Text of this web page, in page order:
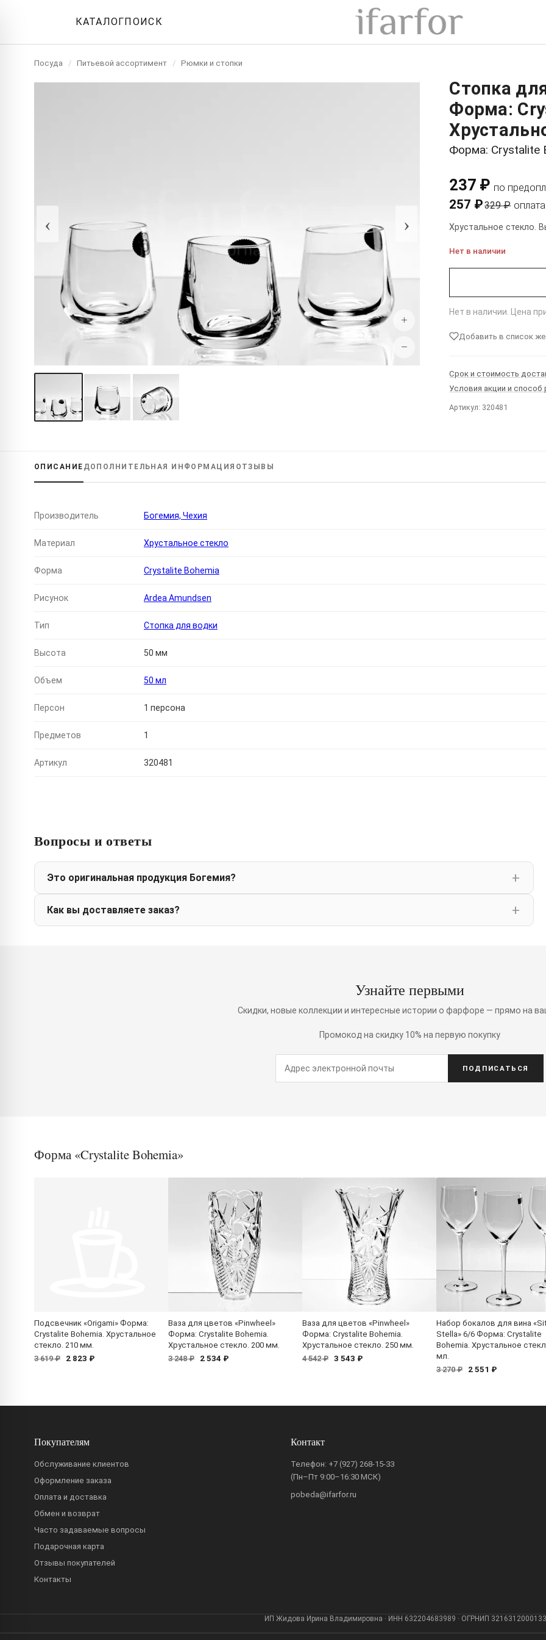
КАТАЛОГПОИСК
Посуда / Питьевой ассортимент / Рюмки и стопки
‹ ›
+
−
Стопка
Форма:
Форма: Crystalite
237 ₽ по
257 ₽329 ₽
Хрустальное стекло.
Нет в наличии
Нет в наличии. Цена
Добавить в список
Срок и стоимость
Условия акции и способ
Артикул: 320481
ОПИСАНИЕ ДОПОЛНИТЕЛЬНАЯ ИНФОРМАЦИЯ ОТЗЫВЫ
Производитель Богемия, Чехия
Материал Хрустальное стекло
Форма Crystalite Bohemia
Рисунок Ardea Amundsen
Тип Стопка для водки
Высота 50 мм
Объем 50 мл
Персон 1 персона
Предметов 1
Артикул 320481
Вопросы и ответы
Это оригинальная продукция Богемия?
Как вы доставляете заказ?
Узнайте первыми
Скидки, новые коллекции и интересные истории о фарфоре — прямо на
Промокод на скидку 10% на первую покупку
ПОДПИСАТЬСЯ
Форма «Crystalite Bohemia»
Подсвечник «Origami» Форма:
Crystalite Bohemia. Хрустальное
стекло. 210 мм.
3 619 ₽
2 823 ₽
Ваза для цветов «Pinwheel»
Форма: Crystalite Bohemia.
Хрустальное стекло. 200 мм.
3 248 ₽
2 534 ₽
Ваза для цветов «Pinwheel»
Форма: Crystalite Bohemia.
Хрустальное стекло. 250 мм.
4 542 ₽ 3 543 ₽
Набор бокалов для вина
Stella» 6/6 Форма: Crystalite
Bohemia. Хрустальное
мл.
3 270 ₽
2 551 ₽
Покупателям
Обслуживание клиентов
Оформление заказа
Оплата и доставка
Обмен и возврат
Часто задаваемые вопросы
Подарочная карта
Отзывы покупателей
Контакты
Контакт
Телефон: +7 (927) 268-15-33
(Пн–Пт 9:00–16:30 МСК)
pobeda@ifarfor.ru
ИП Жидова Ирина Владимировна · ИНН 632204683989 · ОГРНИП